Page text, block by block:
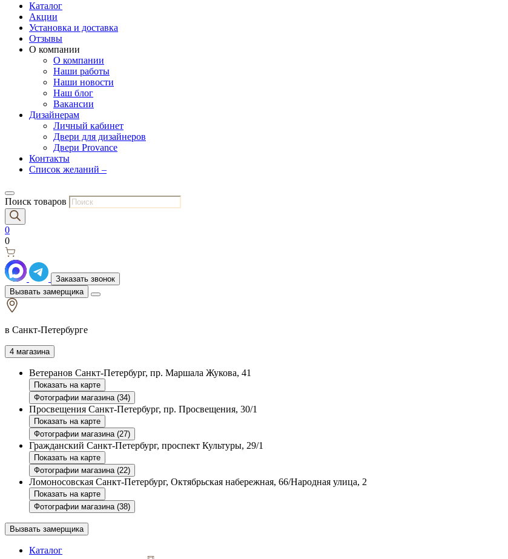
Каталог
Акции
Установка и доставка
Отзывы
О компании
О компании
Наши работы
Наши новости
Наш блог
Вакансии
Дизайнерам
Личный кабинет
Двери для дизайнеров
Двери Provance
Контакты
Список желаний –
Поиск товаров
0
0
Заказать звонок
Вызвать замерщика
в Санкт-Петербурге
4 магазина
Ветеранов Санкт-Петербург, пр. Маршала Жукова, 41
Показать на карте
Фотографии магазина (34)
Просвещения Санкт-Петербург, пр. Просвещения, 30/1
Показать на карте
Фотографии магазина (27)
Гражданский Санкт-Петербург, проспект Культуры, 29/1
Показать на карте
Фотографии магазина (22)
Ломоносовская Санкт-Петербург, Октябрьская набережная, 66/Народная улица, 2
Показать на карте
Фотографии магазина (38)
Вызвать замерщика
Каталог